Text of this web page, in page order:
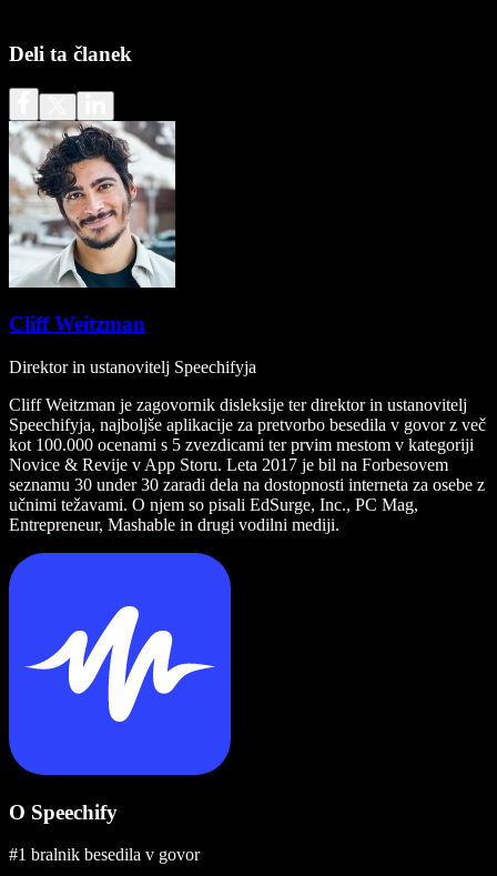
Deli ta članek
Cliff Weitzman
Direktor in ustanovitelj Speechifyja
Cliff Weitzman je zagovornik disleksije ter direktor in ustanovitelj
Speechifyja, najboljše aplikacije za pretvorbo besedila v govor z več
kot 100.000 ocenami s 5 zvezdicami ter prvim mestom v kategoriji
Novice & Revije v App Storu. Leta 2017 je bil na Forbesovem
seznamu 30 under 30 zaradi dela na dostopnosti interneta za osebe z
učnimi težavami. O njem so pisali EdSurge, Inc., PC Mag,
Entrepreneur, Mashable in drugi vodilni mediji.
O Speechify
#1 bralnik besedila v govor